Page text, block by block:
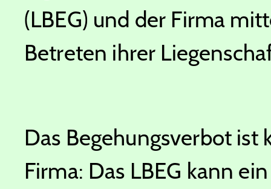
(LBEG) und der Firma
Betreten ihrer
Das Begehungsverbot ist
Firma: Das LBEG kann